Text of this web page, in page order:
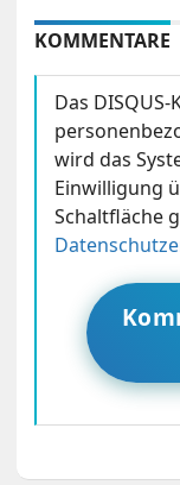
KOMMENTARE
Das
wird das
Einwilligung
Schaltfläche